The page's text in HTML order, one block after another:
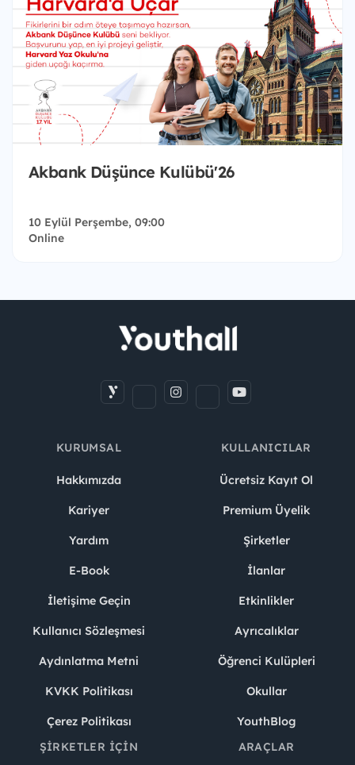
Akbank Düşünce Kulübü'26
10 Eylül Perşembe, 09:00
Online
KURUMSAL
Hakkımızda
Kariyer
Yardım
E-Book
İletişime Geçin
Kullanıcı Sözleşmesi
Aydınlatma Metni
KVKK Politikası
Çerez Politikası
KULLANICILAR
Ücretsiz Kayıt Ol
Premium Üyelik
Şirketler
İlanlar
Etkinlikler
Ayrıcalıklar
Öğrenci Kulüpleri
Okullar
YouthBlog
ŞIRKETLER İÇIN
ARAÇLAR